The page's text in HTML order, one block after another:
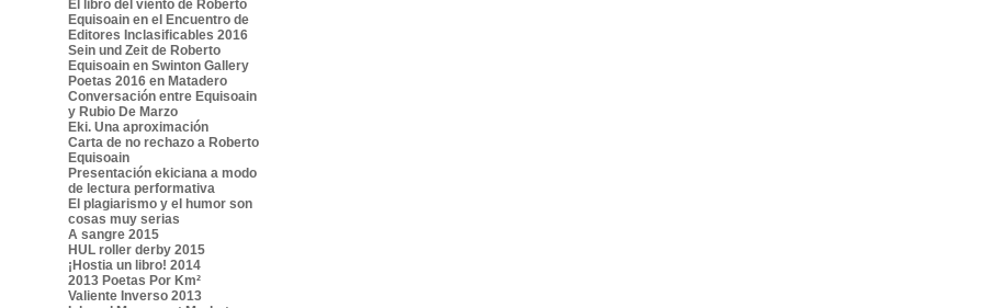
El libro del viento de Roberto
Equisoain en el Encuentro de
Editores Inclasificables 2016
Sein und Zeit de Roberto
Equisoain en Swinton Gallery
Poetas 2016 en Matadero
Conversación entre Equisoain
y Rubio De Marzo
Eki. Una aproximación
Carta de no rechazo a Roberto
Equisoain
Presentación ekiciana a modo
de lectura performativa
El plagiarismo y el humor son
cosas muy serias
A sangre 2015
HUL roller derby 2015
¡Hostia un libro! 2014
2013 Poetas Por Km²
Valiente Inverso 2013